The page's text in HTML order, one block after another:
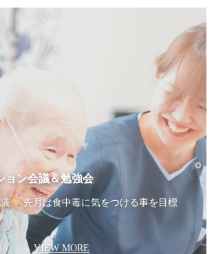
ョン会議＆勉強会
先月は食中毒に気をつける事を目標
VIEW MORE